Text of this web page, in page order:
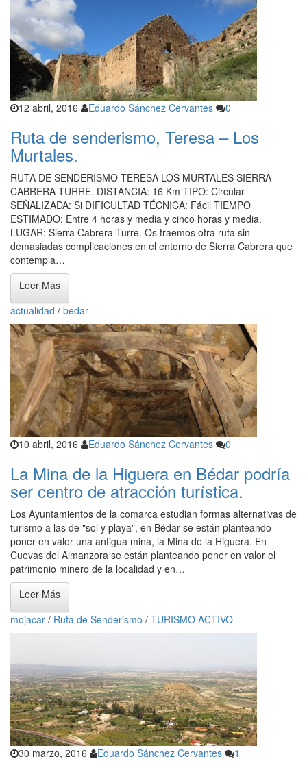
12 abril, 2016 Eduardo Sánchez Cervantes 0
Ruta de senderismo, Teresa – Los
Murtales.
RUTA DE SENDERISMO TERESA LOS MURTALES SIERRA
CABRERA TURRE. DISTANCIA: 16 Km TIPO: Circular
SEÑALIZADA: Si DIFICULTAD TÉCNICA: Fácil TIEMPO
ESTIMADO: Entre 4 horas y media y cinco horas y media.
LUGAR: Sierra Cabrera Turre. Os traemos otra ruta sin
demasiadas complicaciones en el entorno de Sierra Cabrera que
contempla…
Leer Más
actualidad / bedar
10 abril, 2016 Eduardo Sánchez Cervantes 0
La Mina de la Higuera en Bédar podría
ser centro de atracción turística.
Los Ayuntamientos de la comarca estudian formas alternativas de
turismo a las de "sol y playa", en Bédar se están planteando
poner en valor una antigua mina, la Mina de la Higuera. En
Cuevas del Almanzora se están planteando poner en valor el
patrimonio minero de la localidad y en…
Leer Más
mojacar / Ruta de Senderismo / TURISMO ACTIVO
30 marzo, 2016 Eduardo Sánchez Cervantes 1